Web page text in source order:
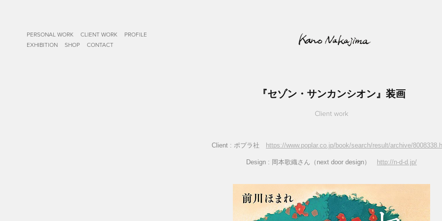
PERSONAL WORK CLIENT WORK
PROFILE
EXHIBITION
SHOP CONTACT
『セゾン・サンカンシオン』装画
Client work
Client: ポプラ社 https://www.poplar.co.jp/book/search/result/archive/
Design : 岡本歌織さん（next door design） http://n-d-d.jp/